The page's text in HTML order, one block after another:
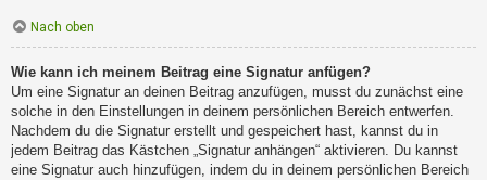
Nach oben
Wie kann ich meinem Beitrag eine Signatur anfügen?
Um eine Signatur an deinen Beitrag anzufügen, musst du zunächst eine
solche in den Einstellungen in deinem persönlichen Bereich entwerfen.
Nachdem du die Signatur erstellt und gespeichert hast, kannst du in
jedem Beitrag das Kästchen „Signatur anhängen“ aktivieren. Du kannst
eine Signatur auch hinzufügen, indem du in deinem persönlichen Bereich